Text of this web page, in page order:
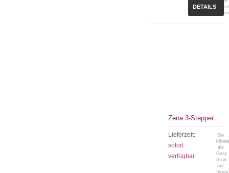
DETAILS
Zena 3-Stepper
Lieferzeit:
sofort
verfügbar
Sie
als
Gast
(bzw.
mit